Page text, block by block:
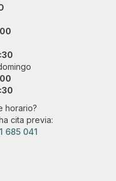
horario?
cita previa:
685 041